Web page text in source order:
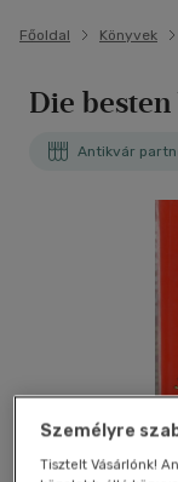
Főoldal Könyvek
Die
Antikvár
Személyre
Tisztelt Vásárlónk!